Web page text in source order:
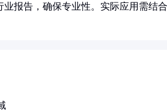
业报告，确保专业性。实际应用需结